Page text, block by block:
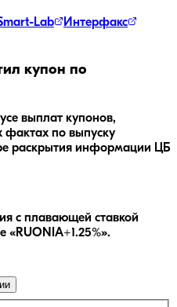
Lab Интерфакс
купон по
выплат купонов,
фактах по выпуску
раскрытия информации ЦБ
с плавающей ставкой
«RUONIA+1.25%».